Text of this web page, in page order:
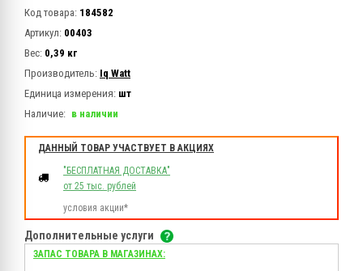
Код товара: 184582
Артикул: 00403
Вес: 0,39 кг
Производитель: Iq Watt
Единица измерения: шт
Наличие: в наличии
ДАННЫЙ ТОВАР УЧАСТВУЕТ В АКЦИЯХ
"БЕСПЛАТНАЯ ДОСТАВКА"
от 25 тыс. рублей
условия акции*
Дополнительные услуги
ЗАПАС ТОВАРА В МАГАЗИНАХ: